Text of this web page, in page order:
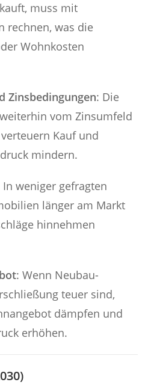
muss mit
rechnen, was die
Wohnkosten
Zinsbedingungen: Die
vom Zinsumfeld
Kauf und
mindern.
In weniger gefragten
länger am Markt
hinnehmen
: Wenn Neubau-
teuer sind,
dämpfen und
erhöhen.